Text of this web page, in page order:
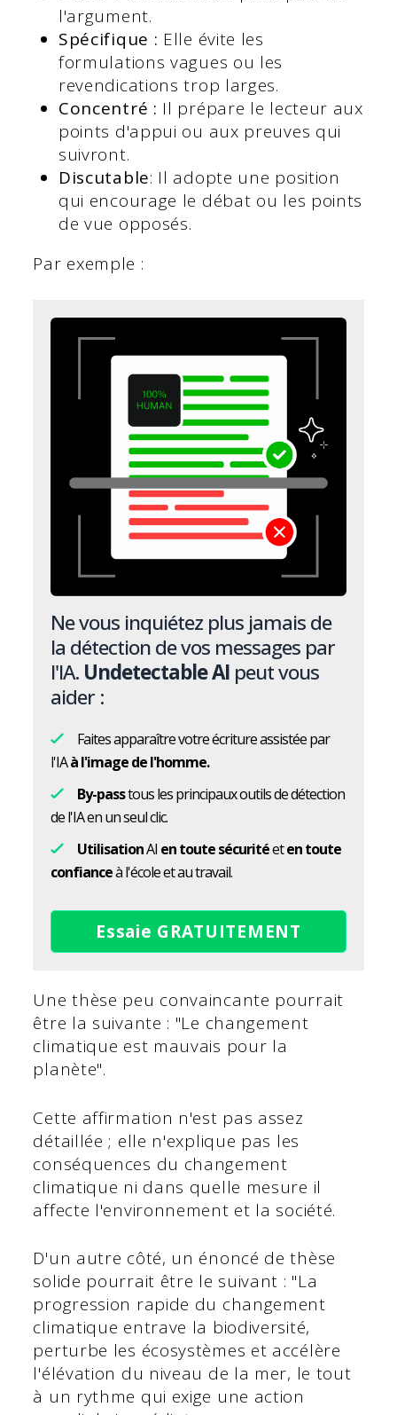
l'argument.
Spécifique : Elle évite les
formulations vagues ou les
revendications trop larges.
Concentré : Il prépare le lecteur aux
points d'appui ou aux preuves qui
suivront.
Discutable: Il adopte une position
qui encourage le débat ou les points
de vue opposés.
Par exemple :
Ne vous inquiétez plus jamais de
la détection de vos messages par
l'IA. Undetectable AI peut vous
aider :
Faites apparaître votre écriture assistée par
l'IAà l'image de l'homme.
By-passtous les principaux outils de détection
de l'IA en un seul clic.
UtilisationAI en toute sécuritéeten toute
confianceà l'école et au travail.
Essaie GRATUITEMENT
Une thèse peu convaincante pourrait
être la suivante : "Le changement
climatique est mauvais pour la
planète".
Cette affirmation n'est pas assez
détaillée ; elle n'explique pas les
conséquences du changement
climatique ni dans quelle mesure il
affecte l'environnement et la société.
D'un autre côté, un énoncé de thèse
solide pourrait être le suivant : "La
progression rapide du changement
climatique entrave la biodiversité,
perturbe les écosystèmes et accélère
l'élévation du niveau de la mer, le tout
à un rythme qui exige une action